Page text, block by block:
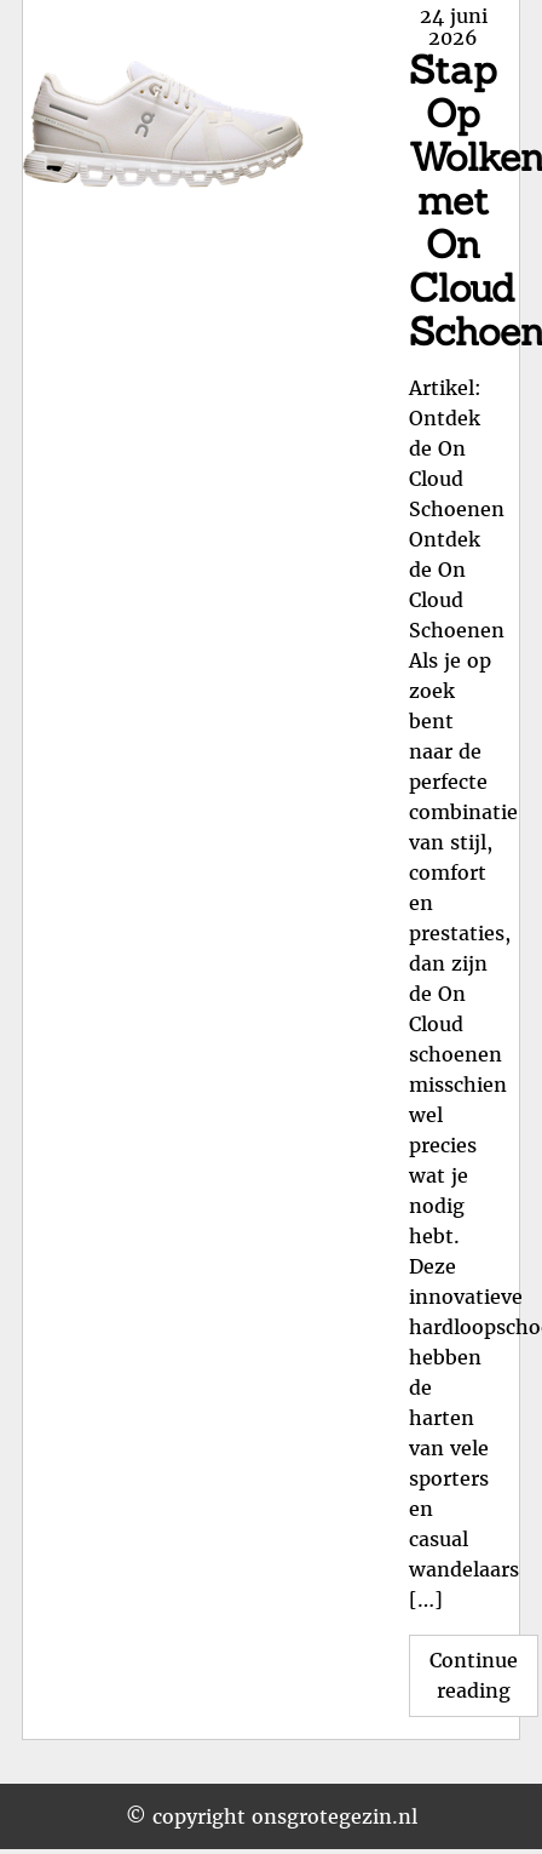
Posted
on
24 juni
2026
Stap
Op
met
On
Cloud
Artikel:
Ontdek
de On
Cloud
Schoenen
Ontdek
de On
Cloud
Schoenen
Als je op
zoek
bent
naar de
perfecte
combinatie
van stijl,
comfort
en
prestaties,
dan zijn
de On
Cloud
schoenen
misschien
wel
precies
wat je
nodig
hebt.
Deze
innovatieve
hebben
de
harten
van vele
sporters
en
casual
wandelaars
[…]
Continue
reading
Op
© copyright onsgrotegezin.nl